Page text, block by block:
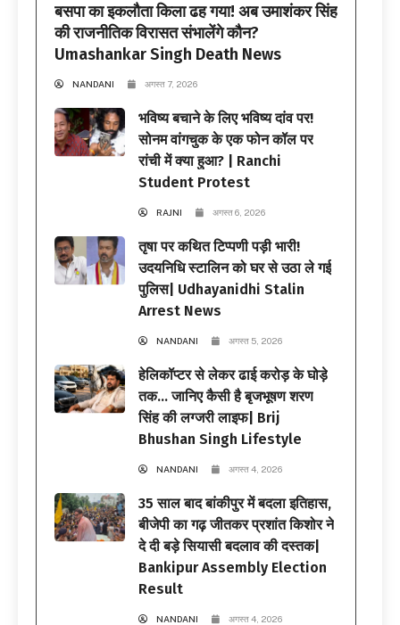
बसपा का इकलौता किला ढह गया! अब उमाशंकर सिंह
की राजनीतिक विरासत संभालेंगे कौन?
Umashankar Singh Death News
NANDANI अगस्त 7, 2026
भविष्य बचाने के लिए भविष्य दांव पर!
सोनम वांगचुक के एक फोन कॉल पर
रांची में क्या हुआ? | Ranchi
Student Protest
RAJNI अगस्त 6, 2026
तृषा पर कथित टिप्पणी पड़ी भारी!
उदयनिधि स्टालिन को घर से उठा ले गई
पुलिस| Udhayanidhi Stalin
Arrest News
NANDANI अगस्त 5, 2026
हेलिकॉप्टर से लेकर ढाई करोड़ के घोड़े
तक… जानिए कैसी है बृजभूषण शरण
सिंह की लग्जरी लाइफ| Brij
Bhushan Singh Lifestyle
NANDANI अगस्त 4, 2026
35 साल बाद बांकीपुर में बदला इतिहास,
बीजेपी का गढ़ जीतकर प्रशांत किशोर ने
दे दी बड़े सियासी बदलाव की दस्तक|
Bankipur Assembly Election
Result
NANDANI अगस्त 4, 2026